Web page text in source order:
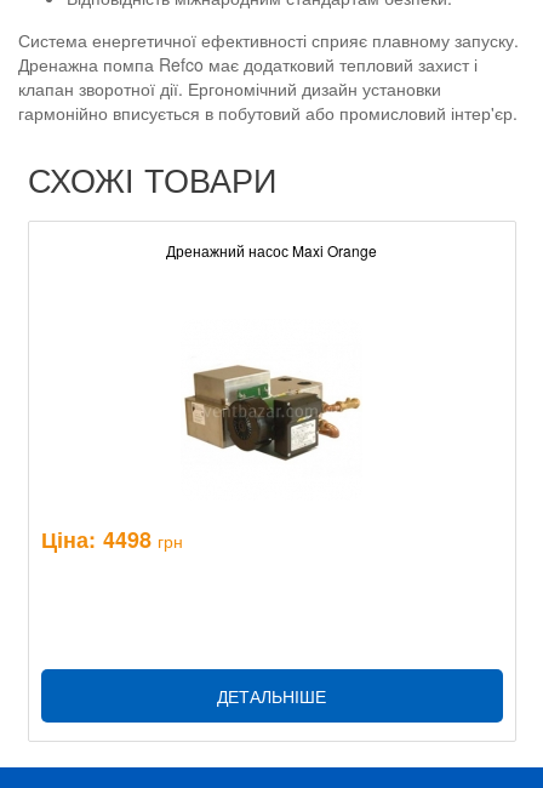
Система енергетичної ефективності сприяє плавному запуску.
Дренажна помпа Refco має додатковий тепловий захист і
клапан зворотної дії. Ергономічний дизайн установки
гармонійно вписується в побутовий або промисловий інтер'єр.
СХОЖІ ТОВАРИ
Дренажний насос Maxi Orange
Ціна: 4498 грн
ДЕТАЛЬНІШЕ